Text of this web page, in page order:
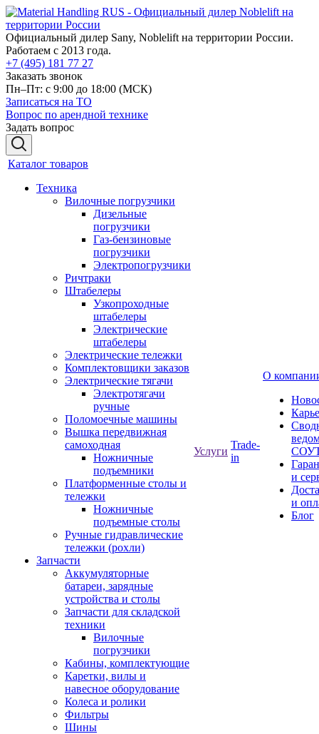
Официальный дилер Sany, Noblelift на территории России.
Работаем с 2013 года.
+7 (495) 181 77 27
Заказать звонок
Пн–Пт: с 9:00 до 18:00 (МСК)
Записаться на ТО
Вопрос по арендной технике
Задать вопрос
Каталог товаров
Техника
Вилочные погрузчики
Дизельные
погрузчики
Газ-бензиновые
погрузчики
Электропогрузчики
Ричтраки
Штабелеры
Узкопроходные
штабелеры
Электрические
штабелеры
Электрические тележки
Комплектовщики заказов
Электрические тягачи
Электротягачи
ручные
Поломоечные машины
Вышка передвижная
самоходная
Ножничные
подъемники
Платформенные столы и
тележки
Ножничные
подъемные столы
Ручные гидравлические
тележки (рохли)
Запчасти
Аккумуляторные
батареи, зарядные
устройства и столы
Запчасти для складской
техники
Вилочные
погрузчики
Кабины, комплектующие
Каретки, вилы и
навесное оборудование
Колеса и ролики
Фильтры
Шины
Услуги
Trade-
in
О
и
и
Блог